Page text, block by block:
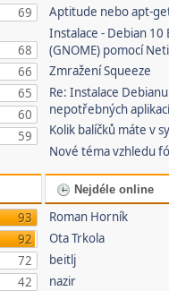
69
68
66
65
60
59
Aptitude nebo apt-
Instalace - Debian 10
(GNOME) pomocí
Zmražení Squeeze
Re: Instalace
nepotřebných
Kolik balíčků máte v
Nové téma vzhledu
93
92
72
42
Nejdéle online
Roman Horník
Ota Trkola
beitlj
nazir